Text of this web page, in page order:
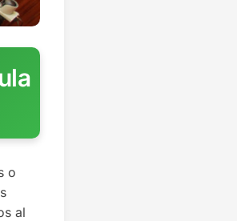
o
al